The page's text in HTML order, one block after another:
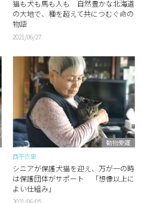
猫も犬も馬も人も 自然豊かな北海道
の大地で、種を超えて共につむぐ命の
物語
2021/06/27
動物愛護
西平衣里
シニアが保護犬猫を迎え、万が一の時
は保護団体がサポート 「想像以上に
よい仕組み」